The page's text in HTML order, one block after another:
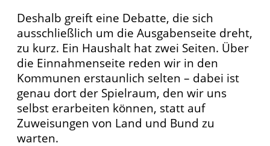
Deshalb greift eine Debatte, die sich
ausschließlich um die Ausgabenseite dreht,
zu kurz. Ein Haushalt hat zwei Seiten. Über
die Einnahmenseite reden wir in den
Kommunen erstaunlich selten – dabei ist
genau dort der Spielraum, den wir uns
selbst erarbeiten können, statt auf
Zuweisungen von Land und Bund zu
warten.